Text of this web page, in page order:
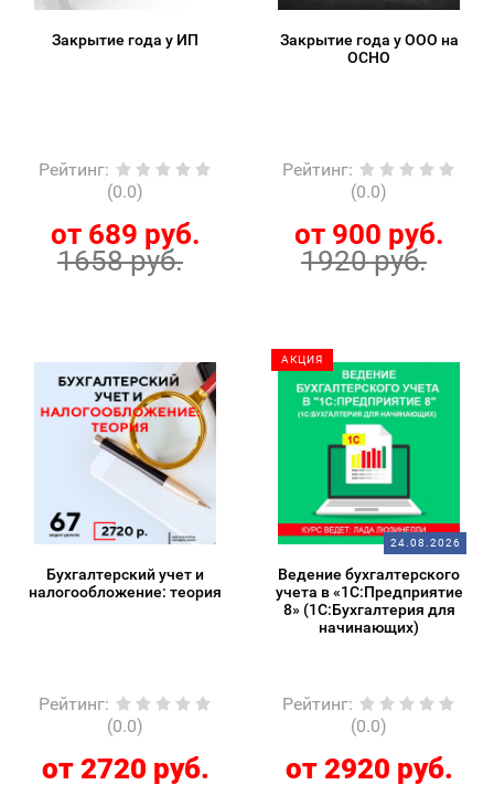
Закрытие года у ИП
Рейтинг:
(0.0)
от 689 руб.
1658 руб.
Закрытие года у ООО на
ОСНО
Рейтинг:
(0.0)
от 900 руб.
1920 руб.
Бухгалтерский учет и
налогообложение: теория
Рейтинг:
(0.0)
от 2720 руб.
АКЦИЯ
24.08.2026
Ведение бухгалтерского
учета в «1С:Предприятие
8» (1С:Бухгалтерия для
начинающих)
Рейтинг:
(0.0)
от 2920 руб.